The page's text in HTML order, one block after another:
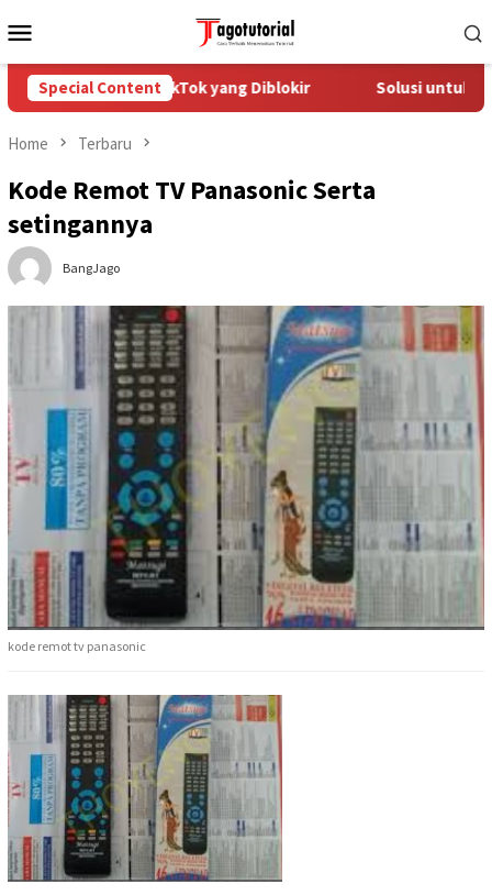
to
Menu
Special Content
Akun TikTok yang Diblokir Solusi untuk Akun
Home Terbaru
Kode Remot TV Panasonic Serta
setingannya
BangJago
kode remot tv panasonic